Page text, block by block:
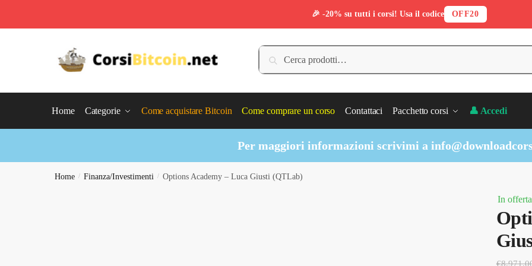
Cerca:
Cerca
Home Categorie Come acquistare Bitcoin Come comprare un corso Contattaci Pacchetto corsi 👤 Accedi
Per maggiori informazioni scrivimi a
Home / Finanza/Investimenti / Options Academy – Luca Giusti (QTLab)
In
€
🎉 -20% su tutti i corsi! Usa il codice OFF20